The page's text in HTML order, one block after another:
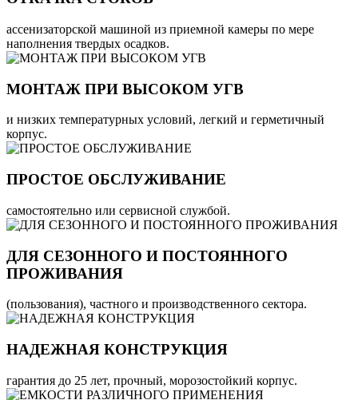
ассенизаторской машиной из приемной камеры по мере
наполнения твердых осадков.
МОНТАЖ ПРИ ВЫСОКОМ УГВ
и низких температурных условий, легкий и герметичный
корпус.
ПРОСТОЕ ОБСЛУЖИВАНИЕ
самостоятельно или сервисной службой.
ДЛЯ СЕЗОННОГО И ПОСТОЯННОГО
ПРОЖИВАНИЯ
(пользования), частного и производственного сектора.
НАДЕЖНАЯ КОНСТРУКЦИЯ
гарантия до 25 лет, прочный, морозостойкий корпус.